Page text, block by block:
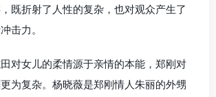
既折射了人性的复杂，也对观众产生了
击力。
对女儿的柔情源于亲情的本能，郑刚对
为复杂。杨晓薇是郑刚情人朱丽的外甥